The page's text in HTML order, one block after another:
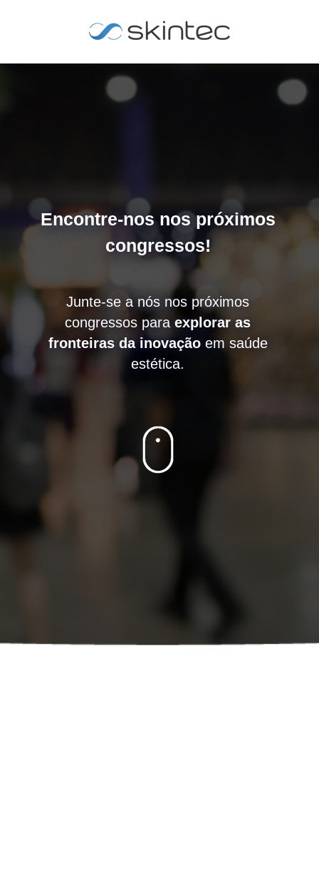
Encontre-nos nos próximos
congressos!
Junte-se a nós nos próximos
congressos paraexplorar as
fronteiras da inovaçãoem saúde
estética.